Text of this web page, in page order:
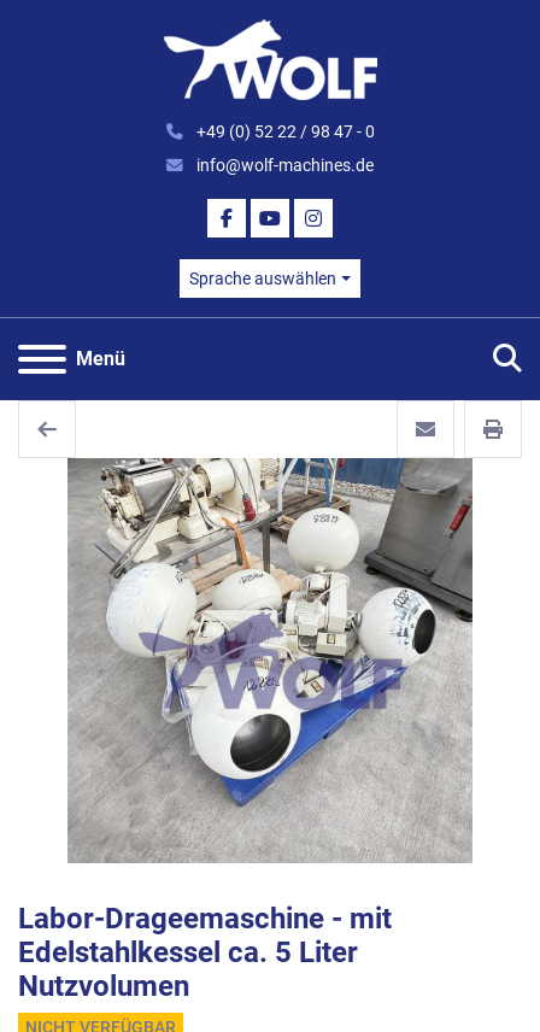
+49 (0) 52 22 / 98 47 - 0
info@wolf-machines.de
FACEBOOK
YOUTUBEINSTAGRAM
Sprache auswählen
Menü
Labor-Drageemaschine - mit
Edelstahlkessel ca. 5 Liter
Nutzvolumen
NICHT VERFÜGBAR